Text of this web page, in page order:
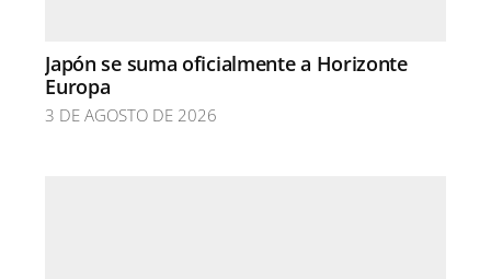
Japón se suma oficialmente a Horizonte
Europa
3 DE AGOSTO DE 2026